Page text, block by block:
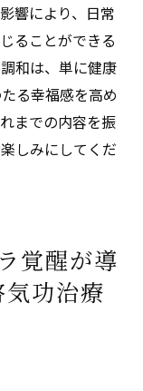
響により、日常
ることができる
和は、単に健康
る幸福感を高め
までの内容を振
しみにしてくだ
覚醒が導
功治療